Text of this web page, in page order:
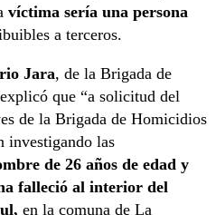
víctima sería una persona
a terceros.
Jara, de la Brigada de
que “a solicitud del
de la Brigada de Homicidios
investigando las
de 26 años de edad y
falleció al interior del
en la comuna de La